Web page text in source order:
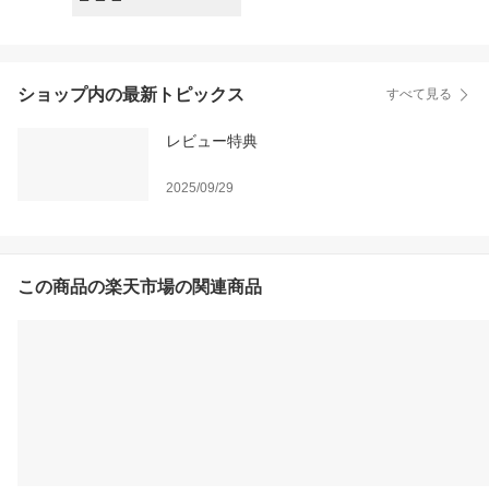
ショップ内の最新トピックス すべて見る
レビュー特典
2025/09/29
この商品の楽天市場の関連商品